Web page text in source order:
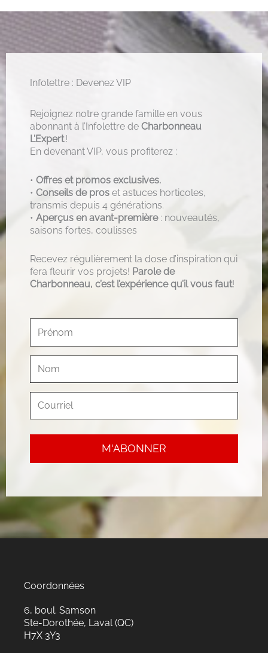
Infolettre : Devenez VIP
Rejoignez notre grande famille en vous
abonnant à l’Infolettre de Charbonneau
L’Expert!
En devenant VIP, vous profiterez :
• Offres et promos exclusives.
• Conseils de pros et astuces horticoles,
transmis depuis 4 générations.
• Aperçus en avant-première: nouveautés,
saisons fortes, coulisses
Recevez régulièrement la dose d’inspiration qui
fera fleurir vos projets! Parole de
Charbonneau, c’est l’expérience qu’il vous faut!
Coordonnées
6, boul. Samson
Ste-Dorothée, Laval (QC)
H7X 3Y3